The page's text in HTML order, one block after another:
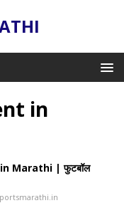
in
Marathi | फुटबॉल